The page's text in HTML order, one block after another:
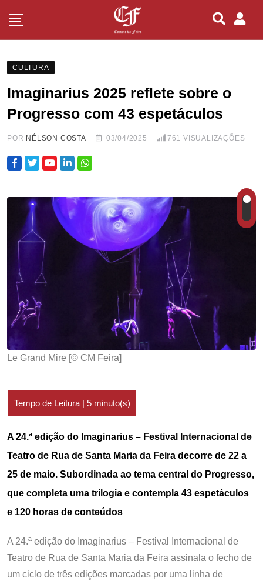
CULTURA
Imaginarius 2025 reflete sobre o
Progresso com 43 espetáculos
POR NÉLSON COSTA 03/04/2025 761 VISUALIZAÇÕES
Le Grand Mire [© CM Feira]
A 24.ª edição do Imaginarius – Festival Internacional de
Teatro de Rua de Santa Maria da Feira decorre de 22 a
25 de maio. Subordinada ao tema central do Progresso,
que completa uma trilogia e contempla 43 espetáculos
e 120 horas de conteúdos
A 24.ª edição do Imaginarius – Festival Internacional de
Teatro de Rua de Santa Maria da Feira assinala o fecho de
um ciclo de três edições marcadas por uma linha de